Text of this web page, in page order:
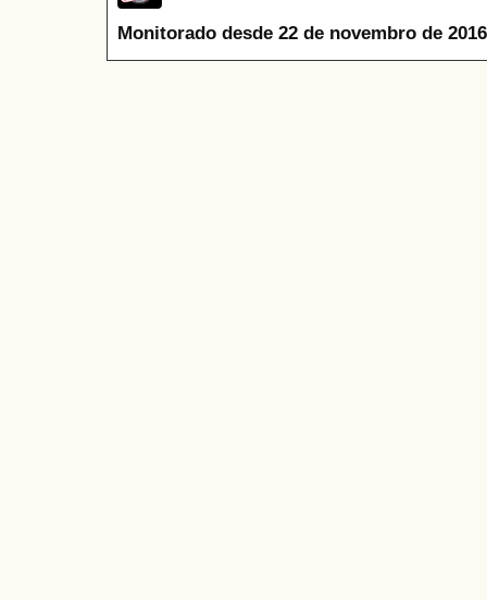
Monitorado desde 22 de novembro de